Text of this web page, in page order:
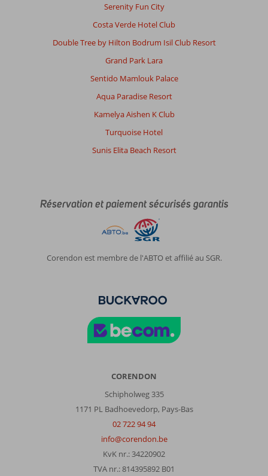
Serenity Fun City
Costa Verde Hotel Club
Double Tree by Hilton Bodrum Isil Club Resort
Grand Park Lara
Sentido Mamlouk Palace
Aqua Paradise Resort
Kamelya Aishen K Club
Turquoise Hotel
Sunis Elita Beach Resort
Réservation et paiement sécurisés garantis
Corendon est membre de l'ABTO et affilié au SGR.
CORENDON
Schipholweg 335
1171 PL Badhoevedorp, Pays-Bas
02 722 94 94
info@corendon.be
KvK nr.: 34220902
TVA nr.: 814395892 B01